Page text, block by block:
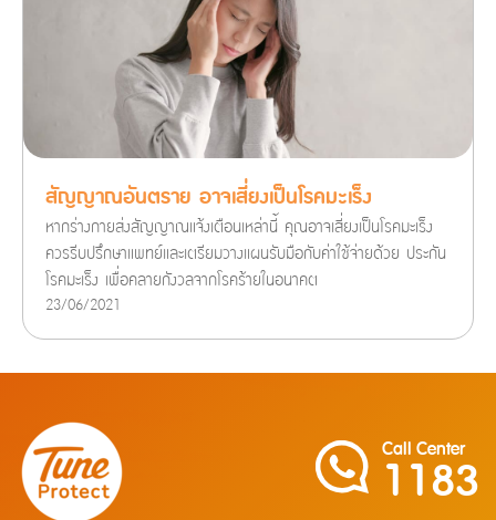
สัญญาณอันตราย อาจเสี่ยงเป็นโรคมะเร็ง
หากร่างกายส่งสัญญาณแจ้งเตือนเหล่านี้ คุณอาจเสี่ยงเป็นโรคมะเร็ง
ควรรีบปรึกษาแพทย์และเตรียมวางแผนรับมือกับค่าใช้จ่ายด้วย ประกัน
โรคมะเร็ง เพื่อคลายกังวลจากโรคร้ายในอนาคต
23/06/2021
Call Center
1183